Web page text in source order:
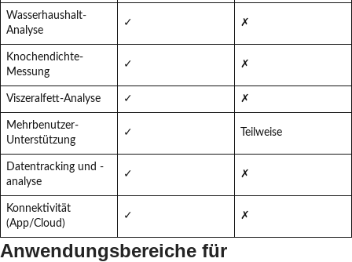
Wasserhaushalt-
Analyse
✓ ✗
Knochendichte-
Messung
✓ ✗
Viszeralfett-Analyse ✓ ✗
Mehrbenutzer-
Unterstützung
✓ Teilweise
Datentracking und -
analyse
✓ ✗
Konnektivität
(App/Cloud)
✓ ✗
Anwendungsbereiche für